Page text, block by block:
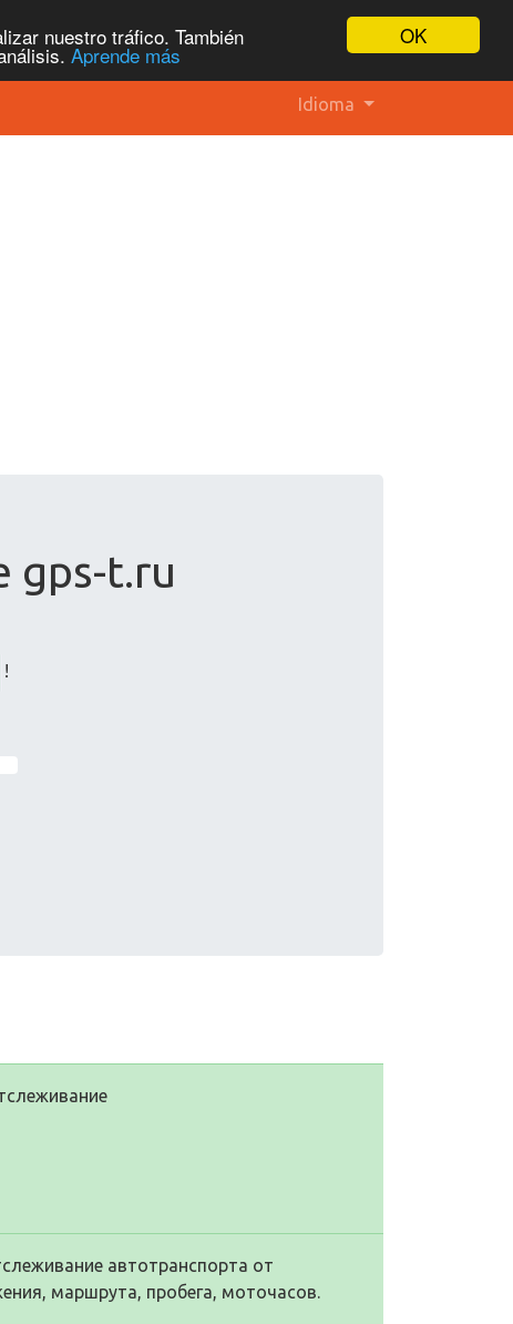
OK
nuestro tráfico. También
Aprende más
Idioma
gps-t.ru
!
автотранспорта от
маршрута, пробега, моточасов.